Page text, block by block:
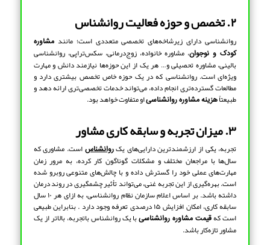
۲. تخصص و حوزه فعالیت روانشناس
روانشناسی دارای زیرشاخه‌های تخصصی متعددی است؛ مانندمشاوره
کودک و نوجوان، مشاوره خانواده، زوج‌درمانی، سکس‌تراپی، روانشناسی
بالینی، مشاوره تحصیلی و… هر یک از این حوزه‌ها نیازمند دانش و مهارت
ویژه‌ای است. روانشناسی که در یک حوزه خاص تخصص بیشتری دارد و
مطالعات گسترده‌تری انجام داده، می‌تواند خدمات تخصصی‌تری ارائه دهد و
طبیعتاًهزینه مشاوره روانشناسیاو متفاوت خواهد بود.
۳. میزان تجربه و سابقه کاری مشاور
تجربه، یکی از ارزشمندترین دارایی‌های یکروانشناس است. مشاوری که
سال‌ها با مراجعان مختلف و مشکلات گوناگون کار کرده، به مرور زمان
مهارت‌های عملی خود را گسترش داده و با چالش‌های متنوعی روبرو شده
است. بهره‌گیری از این تجربه غنی، می‌تواند تأثیر چشمگیری در روند درمان
داشته باشد. بر اساس اعلام سازمان نظام روانشناسی، به ازای هر ۱۰ سال
سابقه کاری، امکان افزایش ۱۵ درصدی تعرفه وجود دارد . بنابراین طبیعی
است کهقیمت مشاوره روانشناسیبا یک روانشناس باتجربه، بالاتر از یک
مشاور تازه‌کار باشد.